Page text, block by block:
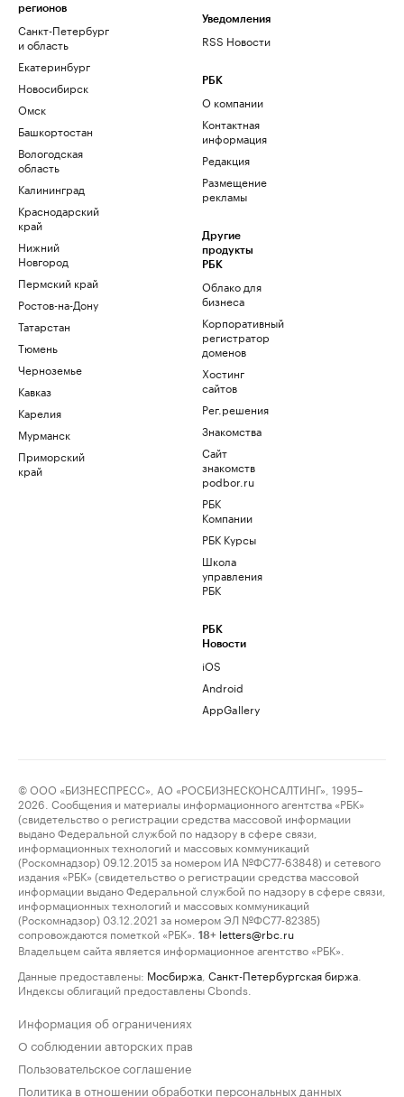
регионов
Санкт-Петербург
и область
Екатеринбург
Новосибирск
Омск
Башкортостан
Вологодская
область
Калининград
Краснодарский
край
Нижний
Новгород
Пермский край
Ростов-на-Дону
Татарстан
Тюмень
Черноземье
Кавказ
Карелия
Мурманск
Приморский
край
Уведомления
RSS Новости
РБК
О компании
Контактная
информация
Редакция
Размещение
рекламы
Другие
продукты
РБК
Облако для
бизнеса
Корпоративный
регистратор
доменов
Хостинг
сайтов
Рег.решения
Знакомства
Сайт
знакомств
podbor.ru
РБК
Компании
РБК Курсы
Школа
управления
РБК
РБК
Новости
iOS
Android
AppGallery
© ООО «БИЗНЕСПРЕСС», АО «РОСБИЗНЕСКОНСАЛТИНГ», 1995–
2026. Сообщения и материалы информационного агентства «РБК»
(свидетельство о регистрации средства массовой информации
выдано Федеральной службой по надзору в сфере связи,
информационных технологий и массовых коммуникаций
(Роскомнадзор) 09.12.2015 за номером ИА №ФС77-63848) и сетевого
издания «РБК» (свидетельство о регистрации средства массовой
информации выдано Федеральной службой по надзору в сфере связи,
информационных технологий и массовых коммуникаций
(Роскомнадзор) 03.12.2021 за номером ЭЛ №ФС77-82385)
сопровождаются пометкой «РБК».
18+ letters@rbc.ru
Владельцем сайта является информационное агентство «РБК».
Данные предоставлены: Мосбиржа Санкт-Петербургская биржа
Индексы облигаций предоставлены Cbonds.
Информация об ограничениях
О соблюдении авторских прав
Пользовательское соглашение
Политика в отношении обработки персональных данных